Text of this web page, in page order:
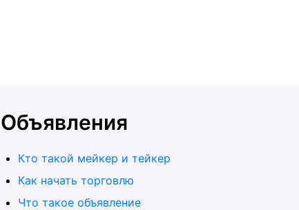
Объявления
Кто такой мейкер и тейкер
Как начать торговлю
Что такое объявление